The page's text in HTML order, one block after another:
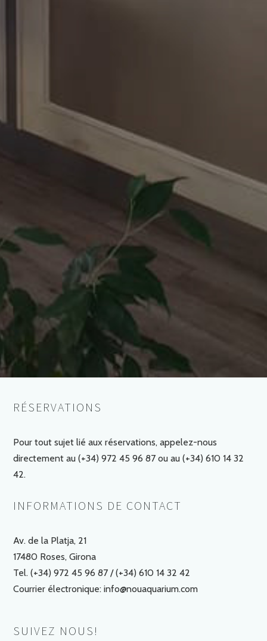
RÉSERVATIONS
Pour tout sujet lié aux réservations, appelez-nous
directement au (+34) 972 45 96 87 ou au (+34) 610 14 32
42.
INFORMATIONS DE CONTACT
Av. de la Platja, 21
17480 Roses, Girona
Tel. (+34) 972 45 96 87 / (+34) 610 14 32 42
Courrier électronique: info@nouaquarium.com
SUIVEZ NOUS!